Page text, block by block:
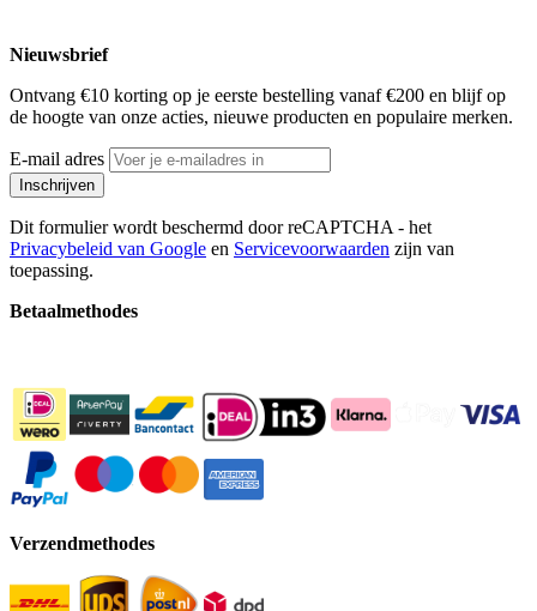
Nieuwsbrief
Ontvang €10 korting op je eerste bestelling vanaf €200 en blijf op
de hoogte van onze acties, nieuwe producten en populaire merken.
E-mail adres
Inschrijven
Dit formulier wordt beschermd door reCAPTCHA - het
Privacybeleid van Google en Servicevoorwaarden zijn van
toepassing.
Betaalmethodes
Verzendmethodes